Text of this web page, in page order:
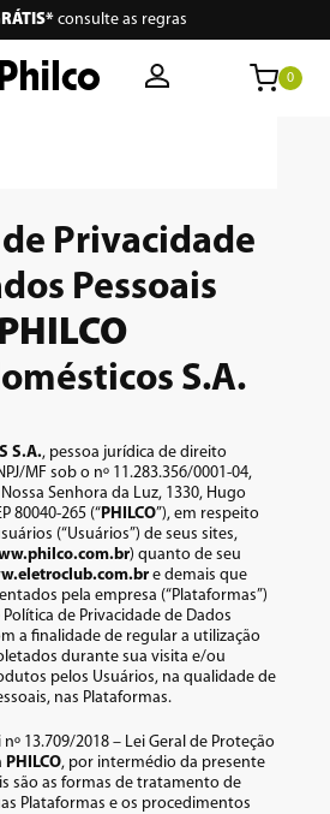
consulte as regras
0
Privacidade
Pessoais
PHILCO
S.A.
S.A., pessoa jurídica de direito
MF sob o nº 11.283.356/0001-04,
Senhora da Luz, 1330, Hugo
80040-265 (“PHILCO”), em respeito
(“Usuários”) de seus sites,
) quanto de seu
e demais que
pela empresa (“Plataformas”)
de Privacidade de Dados
a finalidade de regular a utilização
durante sua visita e/ou
pelos Usuários, na qualidade de
nas Plataformas.
13.709/2018 – Lei Geral de Proteção
PHILCO, por intermédio da presente
são as formas de tratamento de
Plataformas e os procedimentos